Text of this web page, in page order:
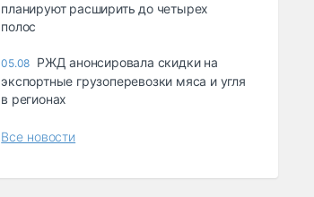
планируют расширить до четырех
полос
05.08 РЖД анонсировала скидки на
экспортные грузоперевозки мяса и угля
в регионах
Все новости